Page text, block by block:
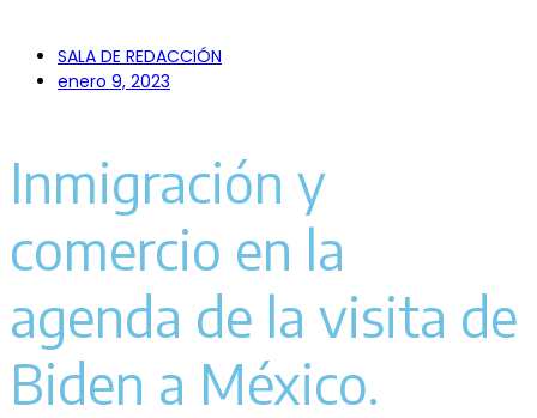
SALA DE REDACCIÓN
enero 9, 2023
Inmigración y
comercio en la
agenda de la visita de
Biden a México.